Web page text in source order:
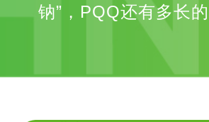
钠”，PQQ还有多长